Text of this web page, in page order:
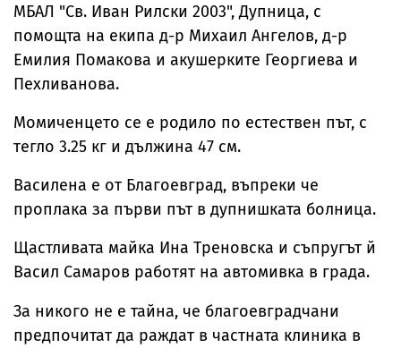
МБАЛ "Св. Иван Рилски 2003", Дупница, с
помощта на екипа д-р Михаил Ангелов, д-р
Емилия Помакова и акушерките Георгиева и
Пехливанова.
Момиченцето се е родило по естествен път, с
тегло 3.25 кг и дължина 47 см.
Василена е от Благоевград, въпреки че
проплака за първи път в дупнишката болница.
Щастливата майка Ина Треновска и съпругът й
Васил Самаров работят на автомивка в града.
За никого не е тайна, че благоевградчани
предпочитат да раждат в частната клиника в